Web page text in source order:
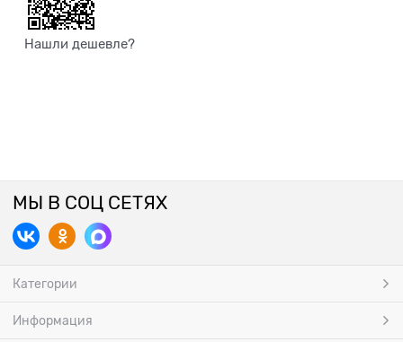
Нашли дешевле?
МЫ В СОЦ СЕТЯХ
Категории
Информация